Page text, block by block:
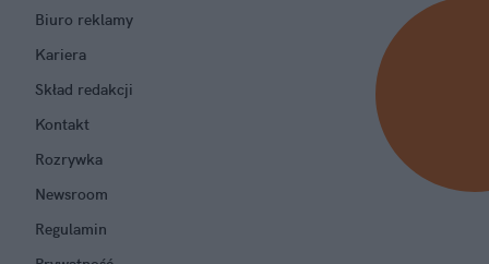
Biuro reklamy
Kariera
Skład redakcji
Kontakt
Rozrywka
Newsroom
Regulamin